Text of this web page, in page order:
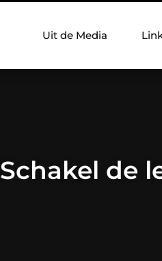
Uit de Media
Schakel de